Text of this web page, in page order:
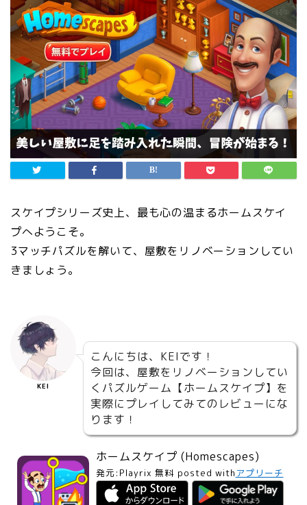
スケイプシリーズ史上、最も心の温まるホームスケイ
プへようこそ。
3マッチパズルを解いて、屋敷をリノベーションしてい
きましょう。
KEI
こんにちは、KEIです！
今回は、屋敷をリノベーションしてい
くパズルゲーム【ホームスケイプ】を
実際にプレイしてみてのレビューにな
ります！
ホームスケイプ (Homescapes)
発元: Playrix 無料 posted with アプリーチ